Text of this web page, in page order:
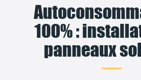
100% :
panneaux